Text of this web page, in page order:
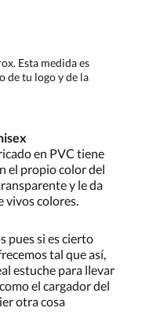
Esta medida es
de tu logo y de la
en PVC tiene
el propio color del
y le da
vivos colores.
pues si es cierto
tal que así,
estuche para llevar
el cargador del
otra cosa